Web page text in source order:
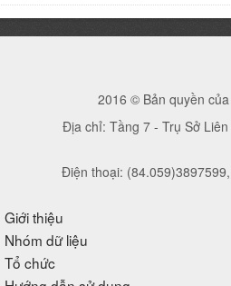
2016 © Bản quyền
Địa chỉ: Tầng 7 - Trụ Sở
Điện thoại:
Giới thiệu
Nhóm dữ liệu
Tổ chức